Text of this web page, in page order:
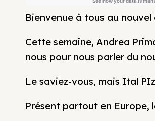
Bienvenue à tous au
Cette semaine, Andrea
nous pour nous parler du
Le saviez-vous, mais Ital
Présent partout en Europe,